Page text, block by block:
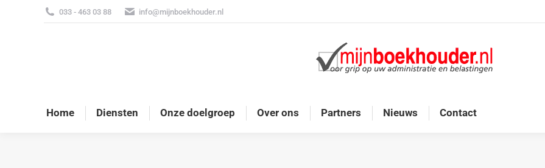
033 - 463 03 88 info@mijnboekhouder.nl
Home Diensten Onze doelgroep Over ons Partners Nieuws Contact
Home Diensten Onze doelgroep Over ons